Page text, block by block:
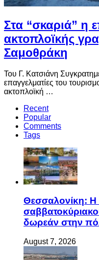
Στα “σκαριά” η
ακτοπλοϊκής
Σαμοθράκη
Του Γ. Κατσιάνη
επαγγελματίες του
ακτοπλοϊκή …
Recent
Popular
Comments
Tags
Θεσσαλονίκη: Η
δωρεάν στην
August 7, 2026